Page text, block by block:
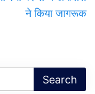
ने किया जागरूक